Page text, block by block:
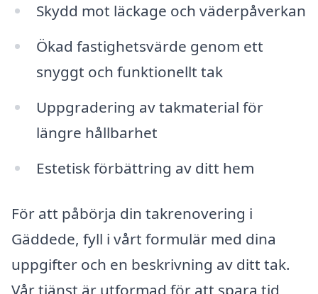
Skydd mot läckage och väderpåverkan
Ökad fastighetsvärde genom ett
snyggt och funktionellt tak
Uppgradering av takmaterial för
längre hållbarhet
Estetisk förbättring av ditt hem
För att påbörja din takrenovering i
Gäddede, fyll i vårt formulär med dina
uppgifter och en beskrivning av ditt tak.
Vår tjänst är utformad för att spara tid